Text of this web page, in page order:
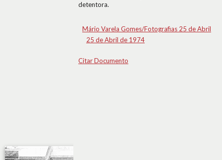
detentora.
Mário Varela Gomes/Fotografias 25 de Abril
25 de Abril de 1974
Citar Documento